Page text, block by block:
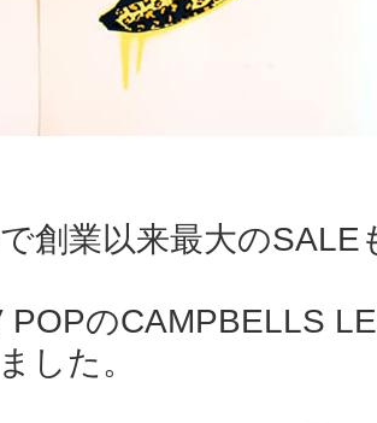
創業以来最大のSALE
POPのCAMPBELLS
した。